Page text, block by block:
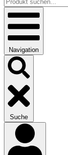
Navigation
Suche